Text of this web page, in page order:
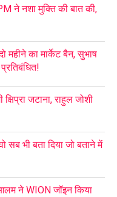
नशा मुक्ति की बात की,
महीने का मार्केट बैन, सुभाष
जटाना, राहुल जोशी
सब भी बता दिया जो बताने में
ने WION जॉइन किया